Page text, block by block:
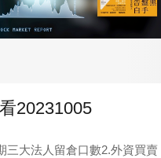
20231005
三大法人留倉口數2.外資買賣